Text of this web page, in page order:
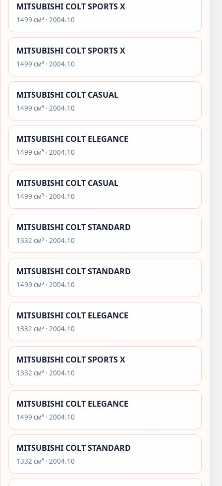
MITSUBISHI COLT SPORTS X
1499 см³ · 2004.10
MITSUBISHI COLT SPORTS X
1499 см³ · 2004.10
MITSUBISHI COLT CASUAL
1499 см³ · 2004.10
MITSUBISHI COLT ELEGANCE
1499 см³ · 2004.10
MITSUBISHI COLT CASUAL
1499 см³ · 2004.10
MITSUBISHI COLT STANDARD
1332 см³ · 2004.10
MITSUBISHI COLT STANDARD
1499 см³ · 2004.10
MITSUBISHI COLT ELEGANCE
1332 см³ · 2004.10
MITSUBISHI COLT SPORTS X
1332 см³ · 2004.10
MITSUBISHI COLT ELEGANCE
1499 см³ · 2004.10
MITSUBISHI COLT STANDARD
1332 см³ · 2004.10